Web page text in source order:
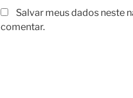
Salvar meus dados neste
comentar.